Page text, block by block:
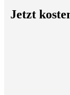
Jetzt